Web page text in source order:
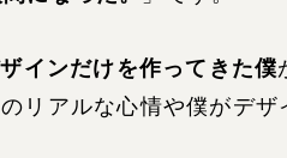
インだけを作ってきた僕
リアルな心情や僕がデ